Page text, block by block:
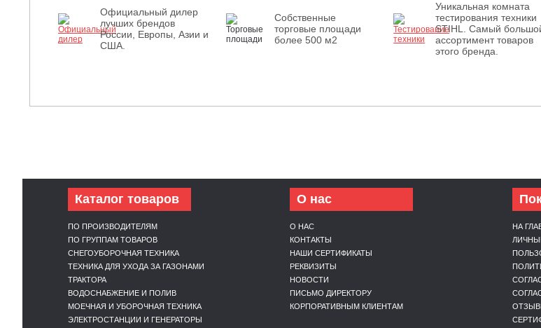
Официальный дилер
лучших брендов
России, Европы, Азии и
США.
Собственные
торговые площади
более 500 м2
Уникальная комната
тестирования техники
STIHL. Самый
ассортимент товаров
этого бренда.
Каталог товаров
ПО ПРОИЗВОДИТЕЛЯМ
ПО ГРУППАМ ТОВАРОВ
СНЕГОУБОРОЧНАЯ ТЕХНИКА
ТЕХНИКА ДЛЯ УХОДА ЗА ГАЗОНАМИ
ТРАКТОРА
ВОДОСНАБЖЕНИЕ И ПОЛИВ
МОЕЧНАЯ И УБОРОЧНАЯ ТЕХНИКА
ЭЛЕКТРОСТАНЦИИ И ГЕНЕРАТОРЫ
О нас
О НАС
КОНТАКТЫ
НАШИ СЕРТИФИКАТЫ
РЕКВИЗИТЫ
НОВОСТИ
ПИСЬМО ДИРЕКТОРУ
КОРПОРАТИВНЫМ КЛИЕНТАМ
НА